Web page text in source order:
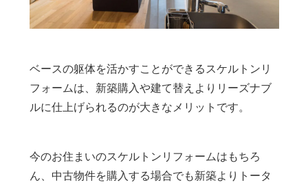
ベースの躯体を活かすことができるスケルトンリ
フォームは、新築購入や建て替えよりリーズナブ
ルに仕上げられるのが大きなメリットです。
今のお住まいのスケルトンリフォームはもちろ
ん、中古物件を購入する場合でも新築よりトータ